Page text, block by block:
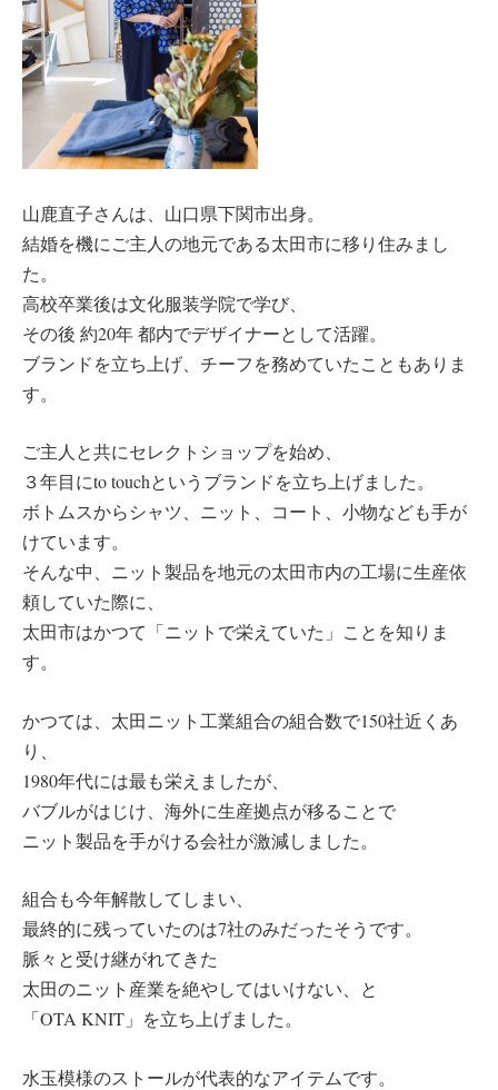
山鹿直子さんは、山口県下関市出身。
結婚を機にご主人の地元である太田市に移り住みまし
た。
高校卒業後は文化服装学院で学び、
その後 約20年 都内でデザイナーとして活躍。
ブランドを立ち上げ、チーフを務めていたこともありま
す。
ご主人と共にセレクトショップを始め、
３年目にto touchというブランドを立ち上げました。
ボトムスからシャツ、ニット、コート、小物なども手が
けています。
そんな中、ニット製品を地元の太田市内の工場に生産依
頼していた際に、
太田市はかつて「ニットで栄えていた」ことを知りま
す。
かつては、太田ニット工業組合の組合数で150社近くあ
り、
1980年代には最も栄えましたが、
バブルがはじけ、海外に生産拠点が移ることで
ニット製品を手がける会社が激減しました。
組合も今年解散してしまい、
最終的に残っていたのは7社のみだったそうです。
脈々と受け継がれてきた
太田のニット産業を絶やしてはいけない、と
「OTA KNIT」を立ち上げました。
水玉模様のストールが代表的なアイテムです。